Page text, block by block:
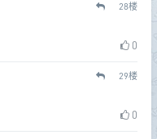
28楼
0
29楼
0